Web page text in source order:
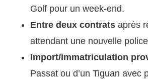
Golf pour un week-end.
Entre deux contrats après
attendant une nouvelle
Import/immatriculation
Passat ou d’un Tiguan avec